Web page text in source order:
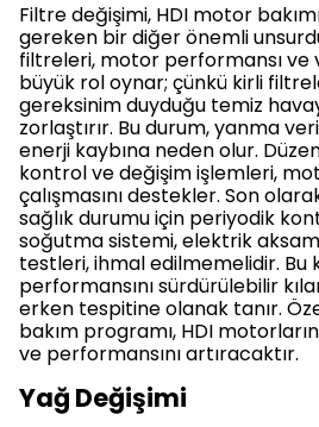
Filtre değişimi, HDI motor
gereken bir diğer önemli
filtreleri, motor performansı ve
büyük rol oynar; çünkü kirli
gereksinim duyduğu temiz
zorlaştırır. Bu durum, yanma
enerji kaybına neden olur.
kontrol ve değişim işlemleri,
çalışmasını destekler. Son
sağlık durumu için periyodik
soğutma sistemi, elektrik
testleri, ihmal edilmemelidir.
performansını sürdürülebilir
erken tespitine olanak tanır.
bakım programı, HDI
ve performansını artıracaktır.
Yağ Değişimi